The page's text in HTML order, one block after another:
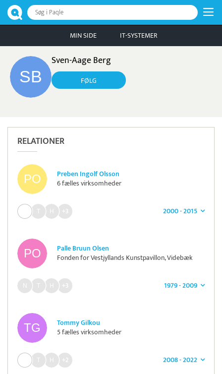
Søg i Paqle
MIN SIDE IT-SYSTEMER
Sven-Aage Berg
FØLG
RELATIONER
Preben Ingolf Olsson
6 fælles virksomheder
2000 - 2015
+3
Palle Bruun Olsen
Fonden for Vestjyllands Kunstpavillon, Videbæk
1979 - 2009
+3
Tommy Gilkou
5 fælles virksomheder
2008 - 2022
+2